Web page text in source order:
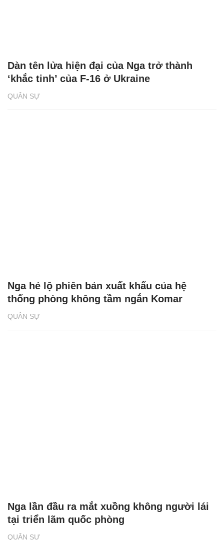
QUÂN SỰ
Dàn tên lửa hiện đại của Nga trở thành
‘khắc tinh’ của F-16 ở Ukraine
QUÂN SỰ
Nga hé lộ phiên bản xuất khẩu của hệ
thống phòng không tầm ngắn Komar
QUÂN SỰ
Nga lần đầu ra mắt xuồng không người lái
tại triển lãm quốc phòng